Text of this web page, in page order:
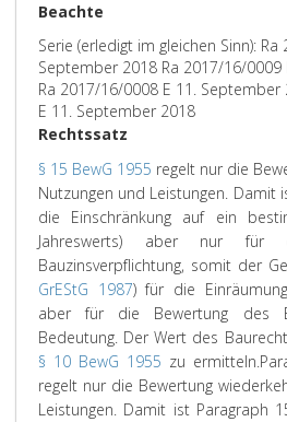
Beachte
Serie (erledigt im gleichen Sinn):
September 2018 Ra 2017/16/
Ra 2017/16/0008 E 11.
E 11. September 2018
Rechtssatz
§ 15 BewG 1955 regelt nur die
Nutzungen und Leistungen. Damit
die Einschränkung auf ein
Jahreswerts) aber nur für
Bauzinsverpflichtung, somit der
GrEStG 1987) für die
aber für die Bewertung des
Bedeutung. Der Wert des
§ 10 BewG 1955 zu ermitteln.
regelt nur die Bewertung
Leistungen. Damit ist Paragraph